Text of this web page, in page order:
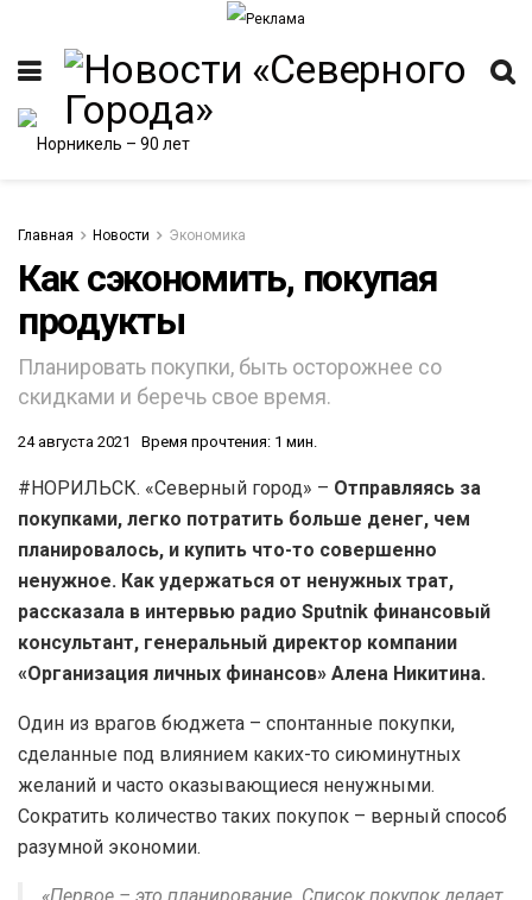
Главная Новости Экономика
Как сэкономить, покупая
продукты
Планировать покупки, быть осторожнее со
скидками и беречь свое время.
24 августа 2021 Время прочтения: 1 мин.
#НОРИЛЬСК. «Северный город» – Отправляясь за
покупками, легко потратить больше денег, чем
планировалось, и купить что-то совершенно
ненужное. Как удержаться от ненужных трат,
рассказала в интервью радио Sputnik финансовый
консультант, генеральный директор компании
«Организация личных финансов» Алена Никитина.
Один из врагов бюджета – спонтанные покупки,
сделанные под влиянием каких-то сиюминутных
желаний и часто оказывающиеся ненужными.
Сократить количество таких покупок – верный способ
разумной экономии.
«Первое – это планирование. Список покупок делает